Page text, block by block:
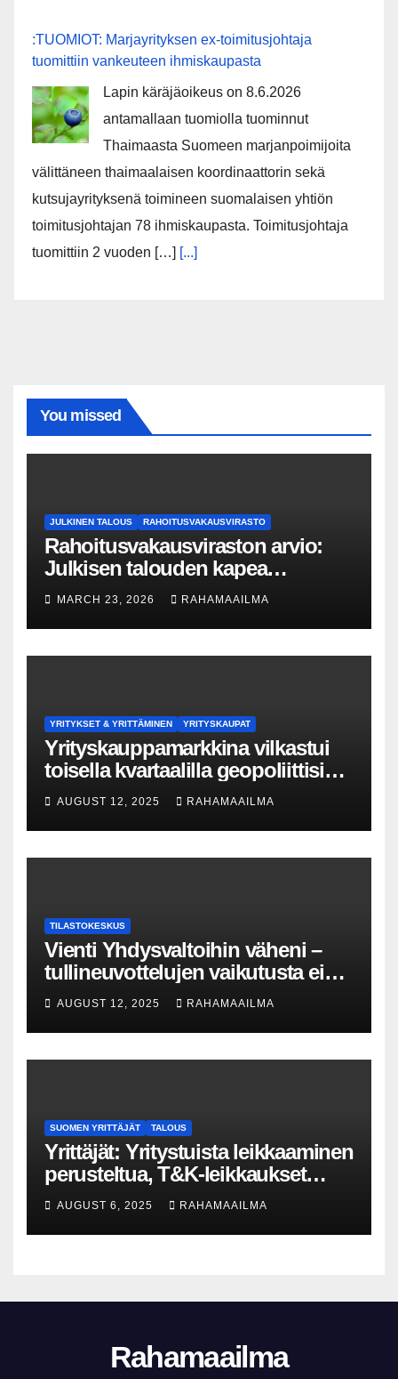
:TUOMIOT: Marjayrityksen ex-toimitusjohtaja
tuomittiin vankeuteen ihmiskaupasta
Lapin käräjäoikeus on 8.6.2026
antamallaan tuomiolla tuominnut
Thaimaasta Suomeen marjanpoimijoita
välittäneen thaimaalaisen koordinaattorin sekä
kutsujayrityksenä toimineen suomalaisen yhtiön
toimitusjohtajan 78 ihmiskaupasta. Toimitusjohtaja
tuomittiin 2 vuoden […] [...]
You missed
JULKINEN TALOUS RAHOITUSVAKAUSVIRASTO
Rahoitusvakausviraston arvio:
Julkisen talouden kapea
liikkumavara korostaa pankkien
kriisivalmiuksien merkitystä
MARCH 23, 2026 RAHAMAAILMA
YRITYKSET & YRITTÄMINEN YRITYSKAUPAT
Yrityskauppamarkkina vilkastui
toisella kvartaalilla geopoliittisista
haasteista huolimatta – 13
prosentin kasvu yrityskauppojen
määrässä
AUGUST 12, 2025 RAHAMAAILMA
TILASTOKESKUS
Vienti Yhdysvaltoihin väheni –
tullineuvottelujen vaikutusta ei
silti näy
AUGUST 12, 2025 RAHAMAAILMA
SUOMEN YRITTÄJÄT TALOUS
Yrittäjät: Yritystuista leikkaaminen
perusteltua, T&K-leikkaukset
lyhytnäköistä kasvupolitiikkaa
AUGUST 6, 2025 RAHAMAAILMA
Rahamaailma